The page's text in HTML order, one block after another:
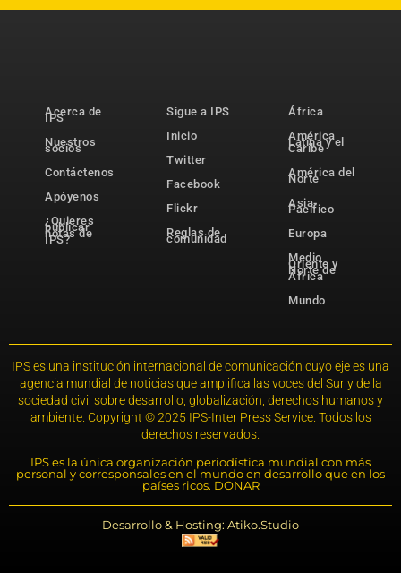
Acerca de
IPS
Nuestros
socios
Contáctenos
Apóyenos
¿Quieres
publicar
notas de
IPS?
Sigue a IPS
Inicio
Twitter
Facebook
Flickr
Reglas de
comunidad
África
América
Latina y el
Caribe
América del
Norte
Asia-
Pacífico
Europa
Medio
Oriente y
Norte de
África
Mundo
IPS es una institución internacional de comunicación cuyo eje es una
agencia mundial de noticias que amplifica las voces del Sur y de la
sociedad civil sobre desarrollo, globalización, derechos humanos y
ambiente. Copyright © 2025 IPS-Inter Press Service. Todos los
derechos reservados.
IPS es la única organización periodística mundial con más
personal y corresponsales en el mundo en desarrollo que en los
países ricos. DONAR
Desarrollo & Hosting: Atiko.Studio